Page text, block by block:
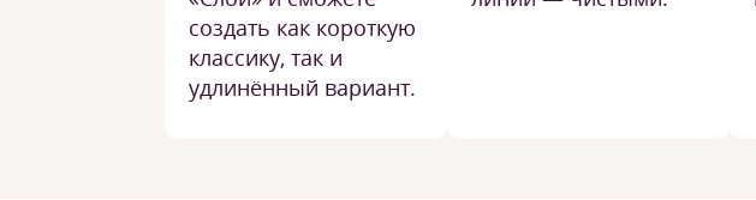
создать как короткую
классику, так и
удлинённый вариант.